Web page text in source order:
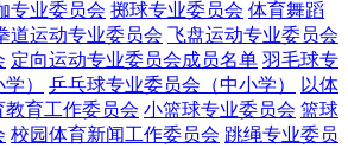
专业委员会 掷球专业委员会 体育舞蹈
道运动专业委员会 飞盘运动专业委员会
定向运动专业委员会成员名单 羽毛球专
）
乒乓球专业委员会（中小学）
以体
育工作委员会 小篮球专业委员会 篮球
校园体育新闻工作委员会 跳绳专业委员